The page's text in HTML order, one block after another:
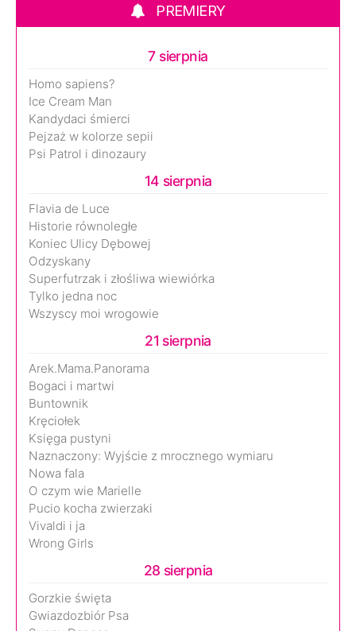
PREMIERY
7 sierpnia
Homo sapiens?
Ice Cream Man
Kandydaci śmierci
Pejzaż w kolorze sepii
Psi Patrol i dinozaury
14 sierpnia
Flavia de Luce
Historie równoległe
Koniec Ulicy Dębowej
Odzyskany
Superfutrzak i złośliwa wiewiórka
Tylko jedna noc
Wszyscy moi wrogowie
21 sierpnia
Arek.Mama.Panorama
Bogaci i martwi
Buntownik
Kręciołek
Księga pustyni
Naznaczony: Wyjście z mrocznego wymiaru
Nowa fala
O czym wie Marielle
Pucio kocha zwierzaki
Vivaldi i ja
Wrong Girls
28 sierpnia
Gorzkie święta
Gwiazdozbiór Psa